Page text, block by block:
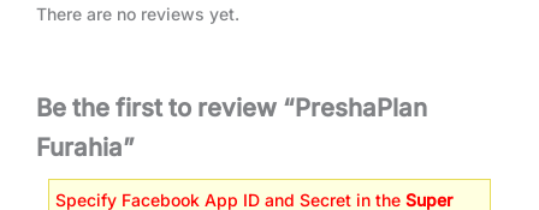
There are no reviews yet.
Be the first to review “PreshaPlan
Furahia”
Specify Facebook App ID and Secret in the Super